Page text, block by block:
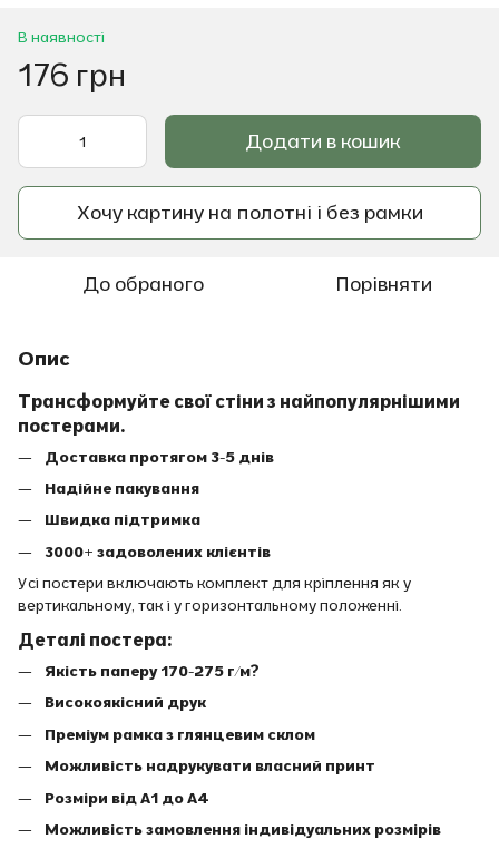
В наявності
176 грн
Додати в кошик
Хочу картину на полотні і без рамки
До обраного Порівняти
Опис
Трансформуйте свої стіни з найпопулярнішими
постерами.
Доставка протягом 3-5 днів
Надійне пакування
Швидка підтримка
3000+ задоволених клієнтів
Усі постери включають комплект для кріплення як у
вертикальному, так і у горизонтальному положенні.
Деталі постера:
Якість паперу 170-275 г/м?
Високоякісний друк
Преміум рамка з глянцевим склом
Можливість надрукувати власний принт
Розміри від A1 до A4
Можливість замовлення індивідуальних розмірів